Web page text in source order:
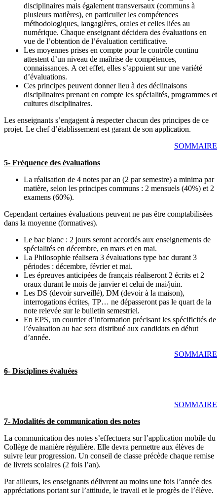
disciplinaires mais également transversaux (communs à
plusieurs matières), en particulier les compétences
méthodologiques, langagières, orales et celles liées au
numérique. Chaque enseignant décidera des évaluations en
vue de l’obtention de l’évaluation certificative.
Les moyennes prises en compte pour le contrôle continu
attestent d’un niveau de maîtrise de compétences,
connaissances. A cet effet, elles s’appuient sur une variété
d’évaluations.
Ces principes peuvent donner lieu à des déclinaisons
disciplinaires prenant en compte les spécialités, programmes et
cultures disciplinaires.
Les enseignants s’engagent à respecter chacun des principes de ce
projet. Le chef d’établissement est garant de son application.
SOMMAIRE
5- Fréquence des évaluations
La réalisation de 4 notes par an (2 par semestre) a minima par
matière, selon les principes communs : 2 mensuels (40%) et 2
examens (60%).
Cependant certaines évaluations peuvent ne pas être comptabilisées
dans la moyenne (formatives).
Le bac blanc : 2 jours seront accordés aux enseignements de
spécialités en décembre, en mars et en mai.
La Philosophie réalisera 3 évaluations type bac durant 3
périodes : décembre, février et mai.
Les épreuves anticipées de français réaliseront 2 écrits et 2
oraux durant le mois de janvier et celui de mai/juin.
Les DS (devoir surveillé), DM (devoir à la maison),
interrogations écrites, TP… ne dépasseront pas le quart de la
note relevée sur le bulletin semestriel.
En EPS, un courrier d’information précisant les spécificités de
l’évaluation au bac sera distribué aux candidats en début
d’année.
SOMMAIRE
6- Disciplines évaluées
SOMMAIRE
7- Modalités de communication des notes
La communication des notes s’effectuera sur l’application mobile du
Collège de manière régulière. Elle devra permettre aux élèves de
suivre leur progression. Un conseil de classe précède chaque remise
de livrets scolaires (2 fois l’an).
Par ailleurs, les enseignants délivrent au moins une fois l’année des
appréciations portant sur l’attitude, le travail et le progrès de l’élève.